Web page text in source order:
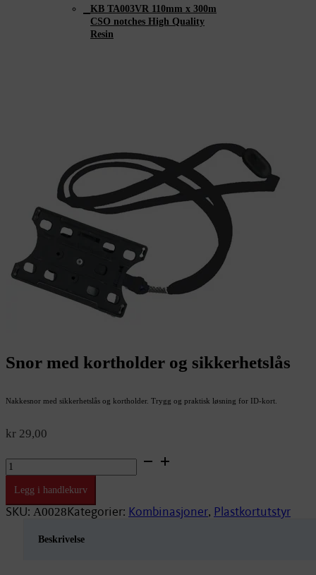
KB TA003VR 110mm x 300m
CSO notches High Quality
Resin
Snor med kortholder og sikkerhetslås
Nakkesnor med sikkerhetslås og kortholder. Trygg og praktisk løsning for ID-kort.
kr 29,00
Snor
med
kortholder
sikkerhetslås
Legg i handlekurv
SKU: A0028Kategorier: Kombinasjoner, Plastkortutstyr
Beskrivelse